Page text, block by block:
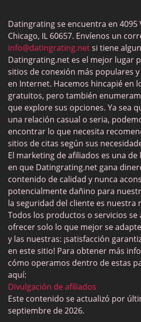
MeetMindful
Citas BDSM
BBPeopleMeet
Sitios Sugar Daddy
JPeopleMeet
Trans Dating
Sitios de citas para personas
MyLOL
Citas gay
Citas lesbianas
Sitios de citas negras
SugarDaddyMeet
LatinAmericanCupid
CatholicMatch
Datingrating se encuentra en 4095
Chicago, IL 60657. Envíenos un
info@datingrating.netsi tiene
Datingrating.net es el mejor lugar
sitios de conexión más populares
en Internet. Hacemos hincapié en
gratuitos, pero también
que explore sus opciones. Ya sea
una relación casual o seria,
encontrar lo que necesita
sitios de citas según sus
El marketing de afiliados es una
en que Datingrating.net gana
contenido de calidad y nunca
potencialmente dañino para
la seguridad del cliente es nuestra
Todos los productos o servicios se
ofrecer solo lo que mejor se
y las nuestras: ¡satisfacción
en este sitio! Para obtener más
cómo operamos dentro de estas
aquí:
Divulgación de afiliados
Este contenido se actualizó por
septiembre de 2026.